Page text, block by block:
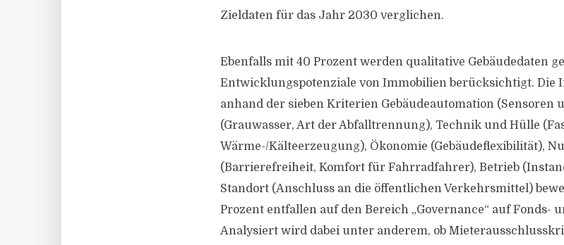
Zieldaten für das Jahr 2030 verglichen.
Ebenfalls mit 40 Prozent werden qualitative Gebäudedaten
Entwicklungspotenziale von Immobilien berücksichtigt. Die
anhand der sieben Kriterien Gebäudeautomation (Sensoren
(Grauwasser, Art der Abfalltrennung), Technik und Hülle
Wärme-/Kälteerzeugung), Ökonomie (Gebäudeflexibilität),
(Barrierefreiheit, Komfort für Fahrradfahrer), Betrieb
Standort (Anschluss an die öffentlichen Verkehrsmittel)
Prozent entfallen auf den Bereich „Governance“ auf Fonds-
Analysiert wird dabei unter anderem, ob